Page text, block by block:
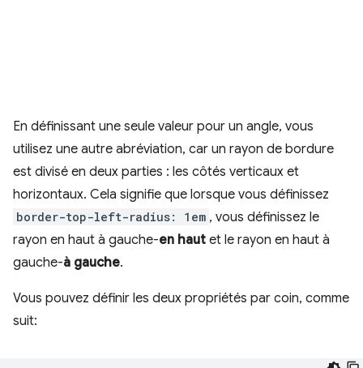
En définissant une seule valeur pour un angle, vous
utilisez une autre abréviation, car un rayon de bordure
est divisé en deux parties : les côtés verticaux et
horizontaux. Cela signifie que lorsque vous définissez
border-top-left-radius: 1em , vous définissez le
rayon en haut à gauche-en haut et le rayon en haut à
gauche-à gauche.
Vous pouvez définir les deux propriétés par coin, comme
suit: